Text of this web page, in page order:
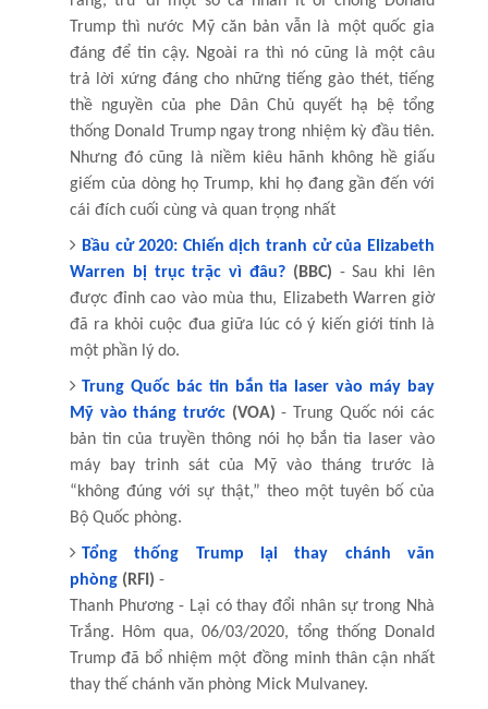
Trump thì nước Mỹ căn bản vẫn là một quốc gia
đáng để tin cậy. Ngoài ra thì nó cũng là một câu
trả lời xứng đáng cho những tiếng gào thét, tiếng
thề nguyền của phe Dân Chủ quyết hạ bệ tổng
thống Donald Trump ngay trong nhiệm kỳ đầu tiên.
Nhưng đó cũng là niềm kiêu hãnh không hề giấu
giếm của dòng họ Trump, khi họ đang gần đến với
cái đích cuối cùng và quan trọng nhất
Bầu cử 2020: Chiến dịch tranh cử của Elizabeth
Warren bị trục trặc vì đâu? (BBC) - Sau khi lên
được đỉnh cao vào mùa thu, Elizabeth Warren giờ
đã ra khỏi cuộc đua giữa lúc có ý kiến giới tính là
một phần lý do.
Trung Quốc bác tin bắn tia laser vào máy bay
Mỹ vào tháng trước(VOA)- Trung Quốc nói các
bản tin của truyền thông nói họ bắn tia laser vào
máy bay trinh sát của Mỹ vào tháng trước là
“không đúng với sự thật,” theo một tuyên bố của
Bộ Quốc phòng.
Tổng thống Trump lại thay chánh văn
phòng(RFI) -
Thanh Phương - Lại có thay đổi nhân sự trong Nhà
Trắng. Hôm qua, 06/03/2020, tổng thống Donald
Trump đã bổ nhiệm một đồng minh thân cận nhất
thay thế chánh văn phòng Mick Mulvaney.